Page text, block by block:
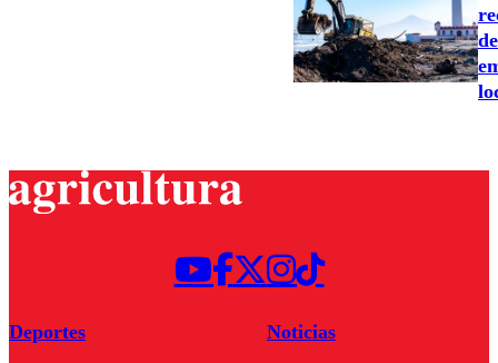
Deportes
Noticias